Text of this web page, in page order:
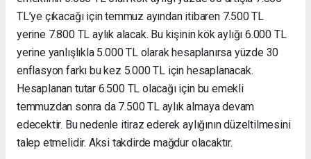
TL’ye çıkacağı için temmuz ayından itibaren 7.500 TL
yerine 7.800 TL aylık alacak. Bu kişinin kök aylığı 6.000 TL
yerine yanlışlıkla 5.000 TL olarak hesaplanırsa yüzde 30
enflasyon farkı bu kez 5.000 TL için hesaplanacak.
Hesaplanan tutar 6.500 TL olacağı için bu emekli
temmuzdan sonra da 7.500 TL aylık almaya devam
edecektir. Bu nedenle itiraz ederek aylığının düzeltilmesini
talep etmelidir. Aksi takdirde mağdur olacaktır.